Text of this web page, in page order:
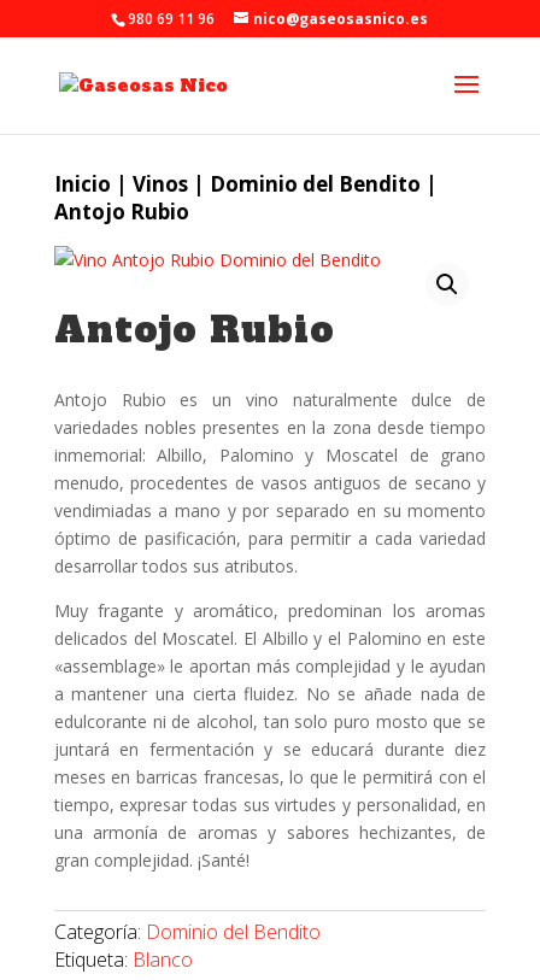
980 69 11 96 nico@gaseosasnico.es
Inicio | Vinos| Dominio del Bendito |
Antojo Rubio
Antojo Rubio
Antojo Rubio es un vino naturalmente dulce de
variedades nobles presentes en la zona desde tiempo
inmemorial: Albillo, Palomino y Moscatel de grano
menudo, procedentes de vasos antiguos de secano y
vendimiadas a mano y por separado en su momento
óptimo de pasificación, para permitir a cada variedad
desarrollar todos sus atributos.
Muy fragante y aromático, predominan los aromas
delicados del Moscatel. El Albillo y el Palomino en este
«assemblage» le aportan más complejidad y le ayudan
a mantener una cierta fluidez. No se añade nada de
edulcorante ni de alcohol, tan solo puro mosto que se
juntará en fermentación y se educará durante diez
meses en barricas francesas, lo que le permitirá con el
tiempo, expresar todas sus virtudes y personalidad, en
una armonía de aromas y sabores hechizantes, de
gran complejidad. ¡Santé!
Categoría: Dominio del Bendito
Etiqueta: Blanco